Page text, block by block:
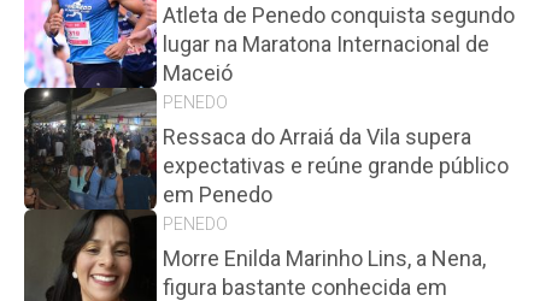
Atleta de Penedo conquista segundo
lugar na Maratona Internacional de
Maceió
PENEDO
Ressaca do Arraiá da Vila supera
expectativas e reúne grande público
em Penedo
PENEDO
Morre Enilda Marinho Lins, a Nena,
figura bastante conhecida em